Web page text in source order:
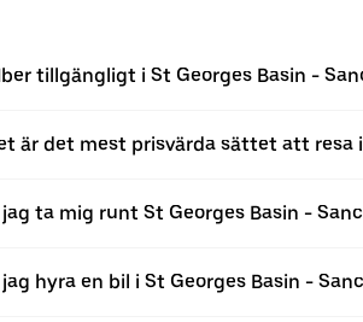
tillgängligt i St Georges Basin -
är det mest prisvärda sättet att resa
jag ta mig runt St Georges Basin -
jag hyra en bil i St Georges Basin -